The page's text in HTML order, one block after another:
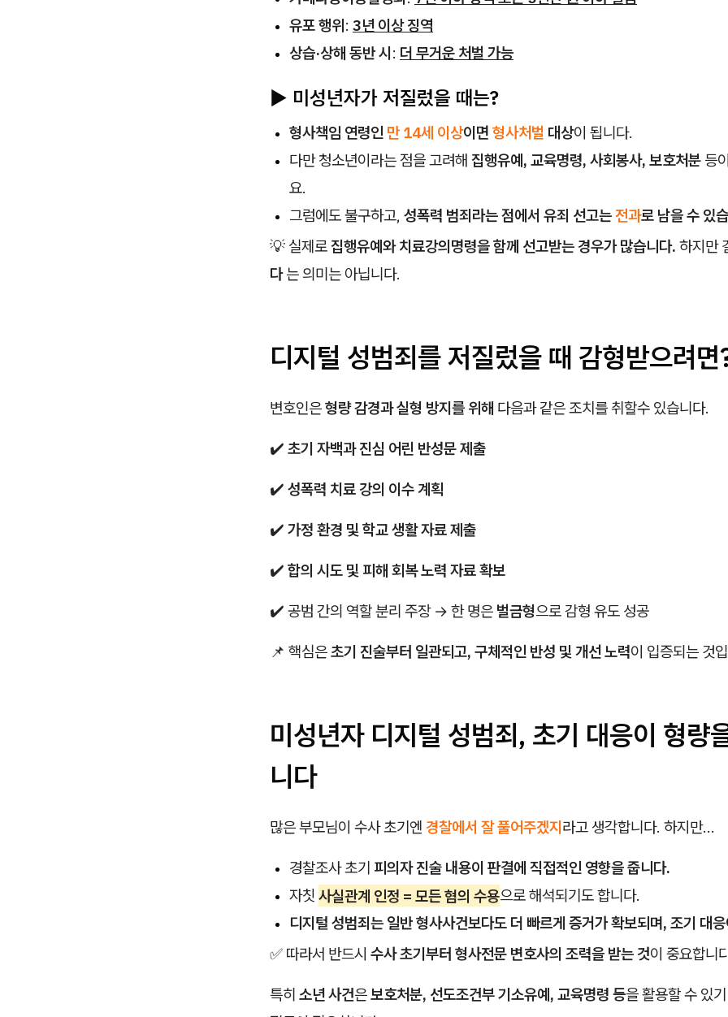
유포 행위: 3년 이상 징역
상습·상해 동반 시: 더 무거운 처벌 가능
▶️ 미성년자가 저질렀을 때는?
형사책임 연령인 만 14세 이상이면 형사처벌 대상이 됩니다.
다만 청소년이라는 점을 고려해 집행유예, 교육명령, 사회봉사, 보호처분 등
요.
그럼에도 불구하고, 성폭력 범죄라는 점에서 유죄 선고는전과로 남을 수 있
💡 실제로집행유예와 치료강의명령을 함께 선고받는 경우가 많습니다. 하지만
다는 의미는 아닙니다.
디지털 성범죄를 저질렀을 때 감형받으려면
변호인은형량 감경과 실형 방지를 위해 다음과 같은 조치를 취할수 있습니다.
✔️ 초기 자백과 진심 어린 반성문 제출
✔️ 성폭력 치료 강의 이수 계획
✔️ 가정 환경 및 학교 생활 자료 제출
✔️ 합의 시도 및 피해 회복 노력 자료 확보
✔️ 공범 간의 역할 분리 주장 → 한 명은 벌금형으로 감형 유도 성공
📌 핵심은초기 진술부터 일관되고, 구체적인 반성 및 개선 노력이 입증되는 것
미성년자 디지털 성범죄, 초기 대응이 형량
니다
많은 부모님이 수사 초기엔 경찰에서 잘 풀어주겠지라고 생각합니다. 하지만…
경찰조사 초기 피의자 진술 내용이 판결에 직접적인 영향을 줍니다.
자칫 사실관계 인정 = 모든 혐의 수용으로 해석되기도 합니다.
디지털 성범죄는 일반 형사사건보다도 더 빠르게 증거가 확보되며, 조기 대
✅ 따라서 반드시 수사 초기부터 형사전문 변호사의 조력을 받는 것이 중요합니
특히 소년 사건은보호처분, 선도조건부 기소유예, 교육명령 등을 활용할 수 있